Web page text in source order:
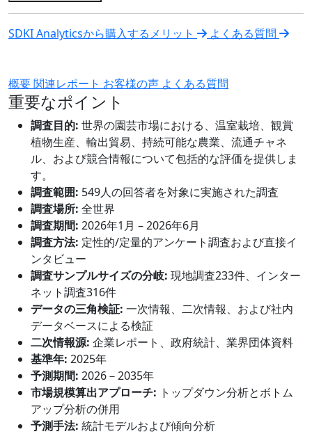
SDKI Analyticsから購入するメリット よくある質問
概要関連レポート お客様の声 よくある質問
重要なポイント
調査目的: 世界の園芸市場における、温室栽培、観賞
植物生産、輸出貿易、持続可能な農業、流通チャネ
ル、および競合情報について包括的な評価を提供しま
す。
調査範囲: 549人の回答者を対象に実施された調査
調査場所: 全世界
調査期間: 2026年1月 – 2026年6月
調査方法: 定性的/定量的アンケート調査および直接イ
ンタビュー
調査サンプルサイズの分岐: 現地調査233件、インター
ネット調査316件
データの三角検証: 一次情報、二次情報、および社内
データベースによる検証
二次情報源: 企業レポート、政府統計、業界団体資料
基準年: 2025年
予測期間: 2026－2035年
市場規模算出アプローチ: トップダウン分析とボトム
アップ分析の併用
予測手法: 統計モデルおよび傾向分析